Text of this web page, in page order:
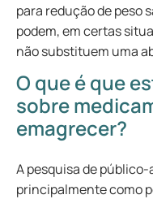
para redução de peso
podem, em certas
não substituem uma
O que é que
sobre
emagrecer?
A pesquisa de
principalmente como